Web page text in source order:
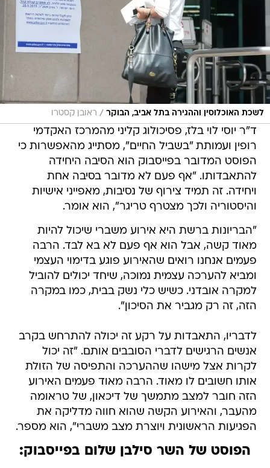
לשכת האוכלוסין וההגירה בתל אביב, הבוקר / ראובן קסטרו
ד"ר יוסי לוי בלז, פסיכולוג קליני מהמרכז האקדמי
רופין ועמותת "בשביל החיים", מסתייג מהאפשרות כי
הפוסט המדובר בפייסבוק הוא הסיבה היחידה
להתאבדותו. "אף פעם לא מדובר בסיבה אחת
ויחידה. זה תמיד צירוף של נסיבות, מאפייני אישיות
והיסטוריה ולכך מצטרף טריגר", הוא אומר.
"הבריונות ברשת היא אירוע משברי שיכול להיות
מאוד קשה, אבל הוא אף פעם לא בא לבד. הרבה
פעמים אנחנו רואים שהאירוע פוגע בדימוי העצמי
ומביא להערכה עצמית נמוכה, שיחד יכולים להוביל
למקרה אובדני. כשיש כלי נשק בבית, כמו במקרה
הזה, זה רק מגביר את הסיכון".
לדבריו, התאבדות על רקע זה יכולה להתרחש בקרב
אנשים הרגישים לדברי הסובבים אותם. "זה יכול
לקרות אצל מישהו שההערכה והתפיסה של הזולת
אותו חשובים לו מאוד. הרבה מאוד פעמים האירוע
הזה חובר למצב מתמשך של דיכאון, של טראומה
מהעבר, והאירוע הקשה שהוא חווה מדליקה את
הפגיעות הראשונית ויוצרת מצב משברי", הוא מספר.
הפוסט של השר סילבן שלום בפייסבוק: